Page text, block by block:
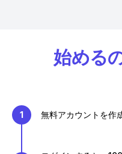
始める
1 無料アカウントを作